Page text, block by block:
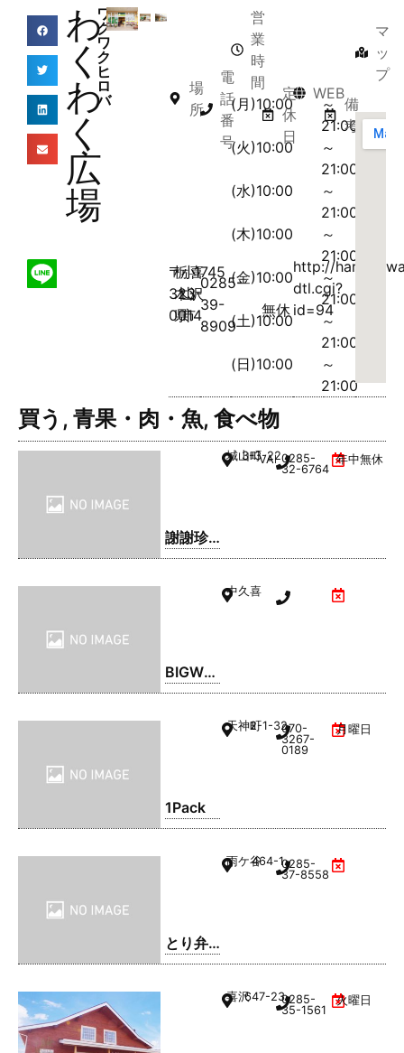
わ
く
わ
く
広
場
ワ
ク
ワ
ク
ヒ
ロ
バ
場
所
〒
323-
0014
栃
木
県
小
山
市
喜
沢
1745
電
話
番
号
0285-
39-
8909
営
業
時
間
(月)10:00
～
21:00
(火)10:00
～
21:00
(水)10:00
～
21:00
(木)10:00
～
21:00
(金)10:00
～
21:00
(土)10:00
～
21:00
(日)10:00
～
21:00
定
休
日
無休
WEB
http://
dtl.cgi?
id=94
備
考
マ
ッ
プ
買う , 青果・肉・魚, 食べ物
謝謝珍
珠 | シ
城山町
3-3-22
VAL1階0285-
32-6764
年中無休
BIGWO
OD(ビ
中久喜
1Pack
天神町2-1-32070-
3267-
0189
月曜日
とり弁
鶏 小山
雨ケ谷464-10285-
37-8558
喜沢647-230285-
35-1561
火曜日